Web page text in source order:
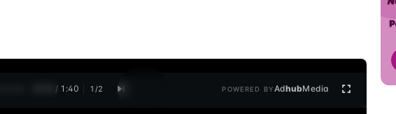
0:13 / 1:40 1 /2 POWERED BYAdhubMedia